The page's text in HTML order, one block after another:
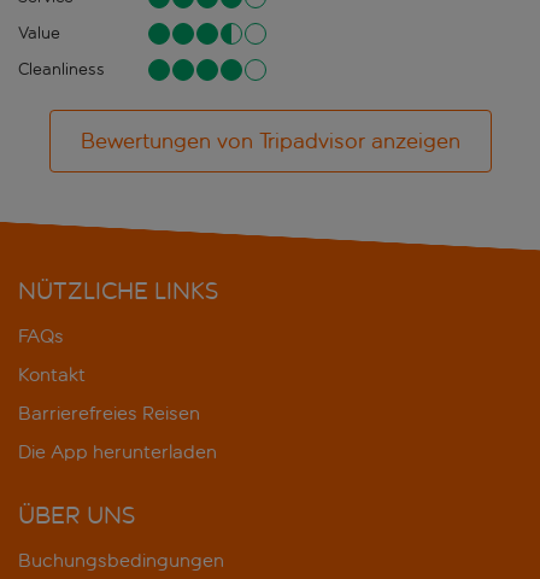
Value
Cleanliness
Bewertungen von Tripadvisor anzeigen
NÜTZLICHE LINKS
FAQs
Kontakt
Barrierefreies Reisen
Die App herunterladen
ÜBER UNS
Buchungsbedingungen